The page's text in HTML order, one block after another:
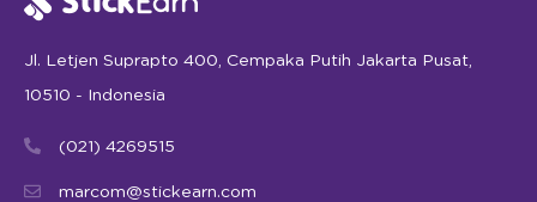
Jl. Letjen Suprapto 400, Cempaka Putih Jakarta Pusat,
10510 - Indonesia
(021) 4269515
marcom@stickearn.com